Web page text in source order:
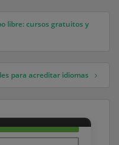
libre: cursos gratuitos y
para acreditar idiomas